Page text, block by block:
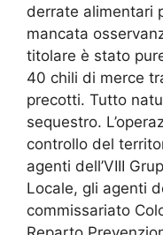
derrate alimentari
mancata
titolare è stato
40 chili di merce
precotti. Tutto
sequestro.
controllo del
agenti dell’VIII
Locale, gli agenti
commissariato